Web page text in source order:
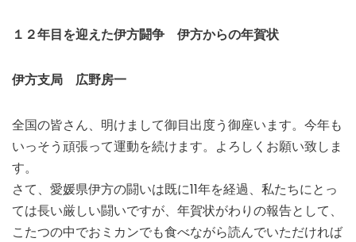
１２年目を迎えた伊方闘争 伊方からの年賀状
伊方支局 広野房一
全国の皆さん、明けまして御目出度う御座います。今年も
いっそう頑張って運動を続けます。よろしくお願い致しま
す。
さて、愛媛県伊方の闘いは既に11年を経過、私たちにとっ
ては長い厳しい闘いですが、年賀状がわりの報告として、
こたつの中でおミカンでも食べながら読んでいただければ